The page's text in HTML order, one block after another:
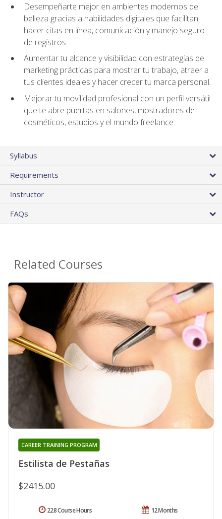
Desempeñarte mejor en ambientes modernos de
belleza gracias a habilidades digitales que facilitan
hacer citas en línea, comunicación y manejo seguro
de registros.
Aumentar tu alcance y visibilidad con estrategias de
marketing prácticas para mostrar tu trabajo, atraer a
tus clientes ideales y hacer crecer tu marca personal.
Mejorar tu movilidad profesional con un perfil versátil
que te abre puertas en salones, mostradores de
cosméticos, estudios y el mundo freelance.
Syllabus
Requirements
Instructor
FAQs
Related Courses
Estilista de Pestañas
CAREER TRAINING PROGRAM
$2415.00
12 Months
228 Course Hours